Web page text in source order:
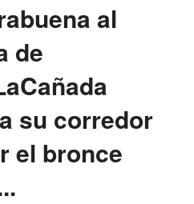
al
de
su corredor
el bronce